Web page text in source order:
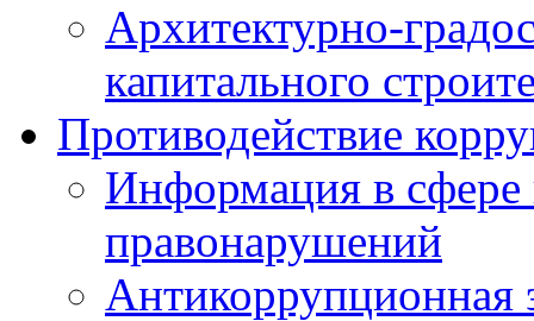
Архитектурно-
капитального
Противодействие
Информация в сфере
правонарушений
Антикоррупционная